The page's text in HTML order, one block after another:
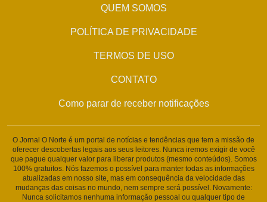
QUEM SOMOS
POLÍTICA DE PRIVACIDADE
TERMOS DE USO
CONTATO
Como parar de receber notificações
O Jornal O Norte é um portal de notícias e tendências que tem a missão de
oferecer descobertas legais aos seus leitores. Nunca iremos exigir de você
que pague qualquer valor para liberar produtos (mesmo conteúdos). Somos
100% gratuitos. Nós fazemos o possível para manter todas as informações
atualizadas em nosso site, mas em consequência da velocidade das
mudanças das coisas no mundo, nem sempre será possível. Novamente:
Nunca solicitamos nenhuma informação pessoal ou qualquer tipo de